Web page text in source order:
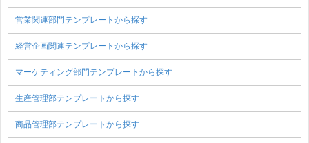
営業関連部門テンプレートから探す
経営企画関連テンプレートから探す
マーケティング部門テンプレートから探す
生産管理部テンプレートから探す
商品管理部テンプレートから探す